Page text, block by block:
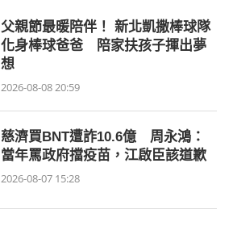
父親節最暖陪伴！ 新北凱撒棒球隊
化身棒球爸爸 陪家扶孩子揮出夢
想
2026-08-08 20:59
慈濟買BNT遭詐10.6億 周永鴻：
當年罵政府擋疫苗，江啟臣該道歉
2026-08-07 15:28